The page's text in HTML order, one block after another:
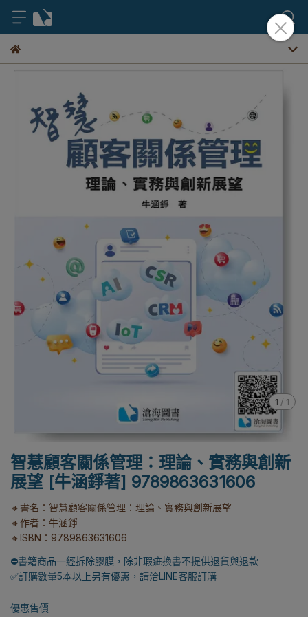
1 / 1
智慧顧客關係管理：理論、實務與創新
展望 [牛涵錚著] 9789863631606
🔸書名：智慧顧客關係管理：理論、實務與創新展望
🔸作者：牛涵錚
🔸ISBN：9789863631606
⛔書籍商品一經拆除膠膜，除非瑕疵換書不提供退貨與退款
✅訂購數量5本以上另有優惠，請洽LINE客服訂購
優惠售價